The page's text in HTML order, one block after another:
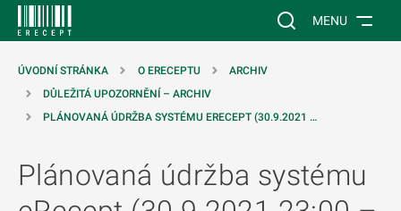
Vyhledávání na
MENU
ÚVODNÍ STRÁNKA O ERECEPTU
ARCHIV
DŮLEŽITÁ UPOZORNĚNÍ – ARCHIV
PLÁNOVANÁ ÚDRŽBA SYSTÉMU ERECEPT (30.9.2021 …
Plánovaná údržba systému